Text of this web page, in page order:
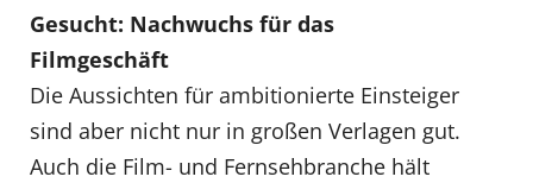
Gesucht: Nachwuchs für das
Filmgeschäft
Die Aussichten für ambitionierte Einsteiger
sind aber nicht nur in großen Verlagen gut.
Auch die Film- und Fernsehbranche hält